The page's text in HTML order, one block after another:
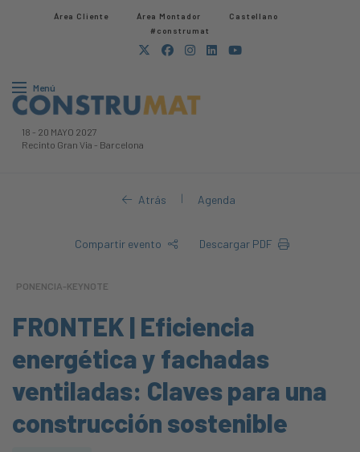
Área Cliente Área Montador
Castellano
#construmat
Menú
18 - 20 MAYO 2027
Recinto Gran Via - Barcelona
Atrás | Agenda
Compartir evento Descargar PDF
PONENCIA-KEYNOTE
FRONTEK | Eficiencia
energética y fachadas
ventiladas: Claves para una
construcción sostenible